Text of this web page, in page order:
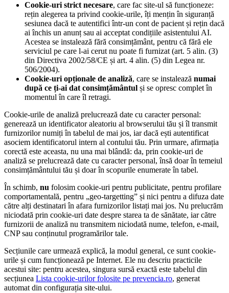
Cookie-uri strict necesare, care fac site-ul să funcționeze:
rețin alegerea ta privind cookie-urile, îți mențin în siguranță
sesiunea dacă te autentifici într-un cont de pacient și rețin dacă
ai închis un anunț sau ai acceptat condițiile asistentului AI.
Acestea se instalează fără consimțământ, pentru că fără ele
serviciul pe care l-ai cerut nu poate fi furnizat (art. 5 alin. (3)
din Directiva 2002/58/CE și art. 4 alin. (5) din Legea nr.
506/2004).
Cookie-uri opționale de analiză, care se instalează numai
după ce ți-ai dat consimțământul și se opresc complet în
momentul în care îl retragi.
Cookie-urile de analiză prelucrează date cu caracter personal:
generează un identificator aleatoriu al browserului tău și îl transmit
furnizorilor numiți în tabelul de mai jos, iar dacă ești autentificat
asociem identificatorul intern al contului tău. Prin urmare, afirmația
corectă este aceasta, nu una mai blândă: da, prin cookie-uri de
analiză se prelucrează date cu caracter personal, însă doar în temeiul
consimțământului tău și doar în scopurile enumerate în tabel.
În schimb, nu folosim cookie-uri pentru publicitate, pentru profilare
comportamentală, pentru „geo-targetting” și nici pentru a difuza date
către alți destinatari în afara furnizorilor listați mai jos. Nu prelucrăm
niciodată prin cookie-uri date despre starea ta de sănătate, iar către
furnizorii de analiză nu transmitem niciodată nume, telefon, e-mail,
CNP sau conținutul programărilor tale.
Secțiunile care urmează explică, la modul general, ce sunt cookie-
urile și cum funcționează pe Internet. Ele nu descriu practicile
acestui site: pentru acestea, singura sursă exactă este tabelul din
secțiunea Lista cookie-urilor folosite pe prevencia.ro, generat
automat din configurația site-ului.